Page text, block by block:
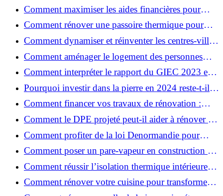
SPF
Comment maximiser les aides financières pour
votre rénovation ?
Comment rénover une passoire thermique pour
une maison durable ?
Comment dynamiser et réinventer les centres-villes
avec Action Cœur de Ville ?
Comment aménager le logement des personnes
âgées et obtenir des aides financières ?
Comment interpréter le rapport du GIEC 2023 et
en retenir l'essentiel ?
Pourquoi investir dans la pierre en 2024 reste-t-il
un choix sûr ?
Comment financer vos travaux de rénovation :
aides, prêts et solutions pratiques ?
Comment le DPE projeté peut-il aider à rénover et
valoriser votre bien ?
Comment profiter de la loi Denormandie pour
investir dans l'ancien et défiscaliser ?
Comment poser un pare-vapeur en construction et
rénovation : rôle et erreurs à éviter?
Comment réussir l’isolation thermique intérieure
pour une maison économe en énergie ?
Comment rénover votre cuisine pour transformer
votre espace de vie ?